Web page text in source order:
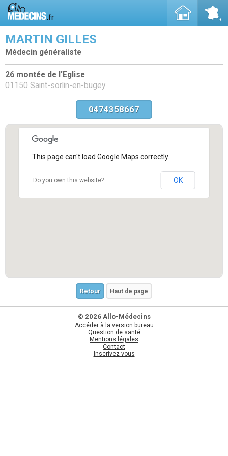
MARTIN GILLES
Médecin généraliste
26 montée de l'Eglise
01150 Saint-sorlin-en-bugey
0474358667
This page can't load Google Maps correctly.
Do you own this website? OK
Retour Haut de page
© 2026 Allo-Médecins
Accéder à la version bureau
Question de santé
Mentions légales
Contact
Inscrivez-vous